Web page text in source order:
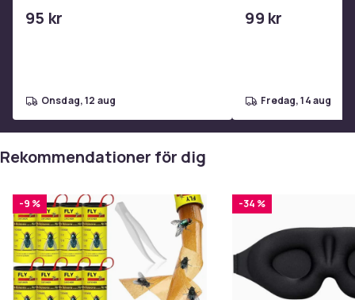
95 kr
onsdag, 12 aug
99 kr
fredag, 14 aug
Rekommendationer för dig
-9 % -34 %